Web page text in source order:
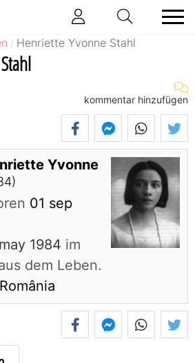
Henriette Yvonne Stahl
kommentar hinzufügen
Yvonne
01 sep
1984 im
dem Leben.
România